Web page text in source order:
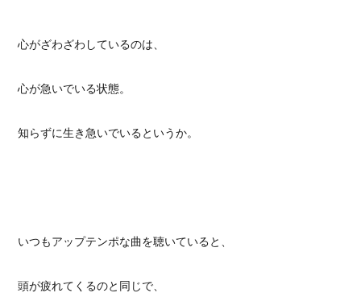
心がざわざわしているのは、
心が急いでいる状態。
知らずに生き急いでいるというか。
いつもアップテンポな曲を聴いていると、
頭が疲れてくるのと同じで、